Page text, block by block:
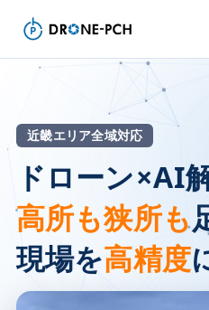
近畿エリア全域対応
ドローン×AI
高所も狭所も
現場を高精度